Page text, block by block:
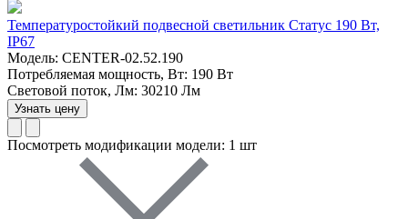
Температуростойкий подвесной светильник Статус 190 Вт,
IP67
Модель: CENTER-02.52.190
Потребляемая мощность, Вт: 190 Вт
Световой поток, Лм: 30210 Лм
Узнать цену
Посмотреть модификации модели: 1 шт